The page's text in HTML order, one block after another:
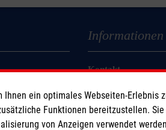
Informationen
Kontakt
Datenschutz
Ihnen ein optimales Webseiten-
Funktionen bereitzustellen.
von Anzeigen verwendet